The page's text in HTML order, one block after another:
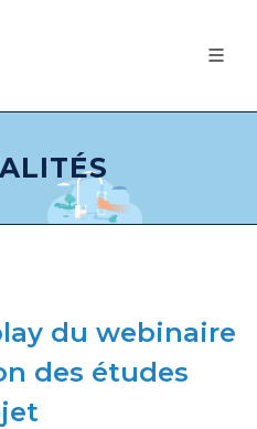
du webinaire
des études